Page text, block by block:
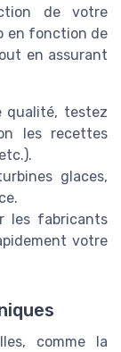
de votre
en fonction de
en assurant
qualité, testez
les recettes
glaces,
les fabricants
votre
comme la